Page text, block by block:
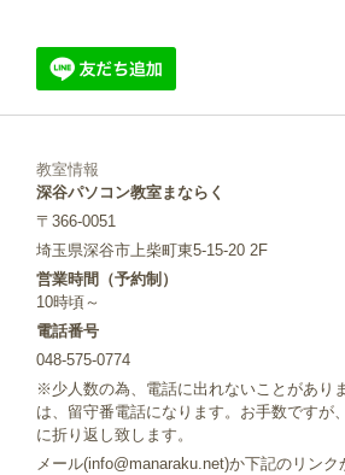
教室情報
深谷パソコン教室まならく
〒366-0051
埼玉県深谷市上柴町東5-15-20 2F
営業時間（予約制）
10時頃～
電話番号
048-575-0774
※少人数の為、電話に出れないことがあり
は、留守番電話になります。お手数ですが
に折り返し致します。
メール(info@manaraku.net)か下記のリン